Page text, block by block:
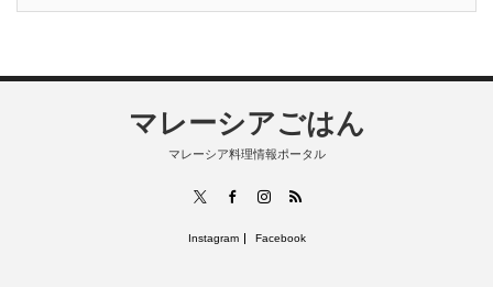
マレーシアごはん
マレーシア料理情報ポータル
FacebookInstagram
RSS
Instagram Facebook